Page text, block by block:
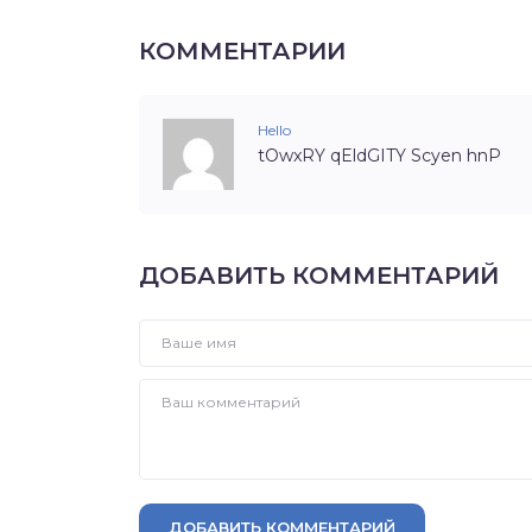
КОММЕНТАРИИ
Hello
tOwxRY qEldGITY Scyen hnP
ДОБАВИТЬ КОММЕНТАРИЙ
ДОБАВИТЬ КОММЕНТАРИЙ